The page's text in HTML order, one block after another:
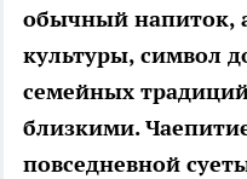
обычный напиток,
культуры, символ
семейных
близкими.
повседневной